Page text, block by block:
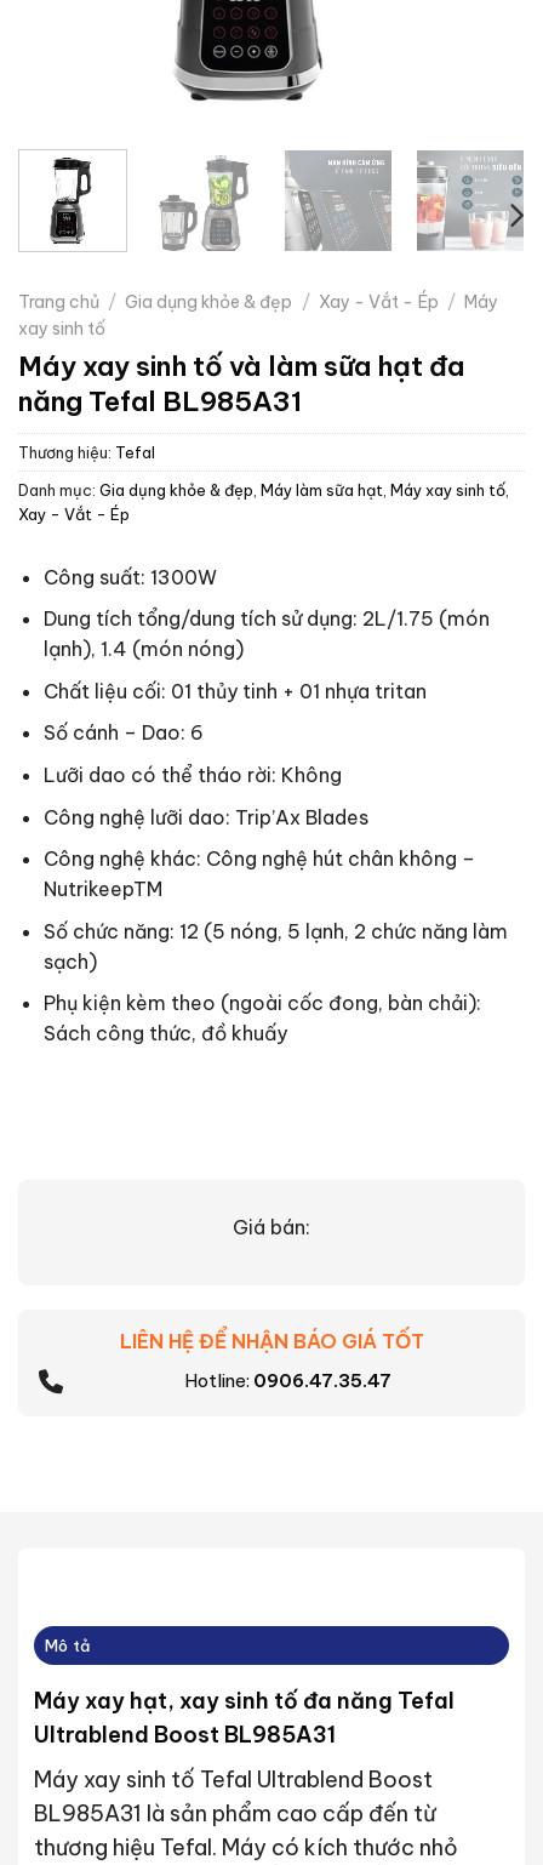
Trang chủ / Gia dụng khỏe & đẹp / Xay - Vắt - Ép / Máy
xay sinh tố
Máy xay sinh tố và làm sữa hạt đa
năng Tefal BL985A31
Thương hiệu: Tefal
Danh mục: Gia dụng khỏe & đẹp Máy làm sữa hạt Máy xay sinh tố
Xay - Vắt - Ép
Công suất: 1300W
Dung tích tổng/dung tích sử dụng: 2L/1.75 (món
lạnh), 1.4 (món nóng)
Chất liệu cối: 01 thủy tinh + 01 nhựa tritan
Số cánh – Dao: 6
Lưỡi dao có thể tháo rời: Không
Công nghệ lưỡi dao: Trip’Ax Blades
Công nghệ khác: Công nghệ hút chân không –
NutrikeepTM
Số chức năng: 12 (5 nóng, 5 lạnh, 2 chức năng làm
sạch)
Phụ kiện kèm theo (ngoài cốc đong, bàn chải):
Sách công thức, đồ khuấy
Giá bán:
LIÊN HỆ ĐỂ NHẬN BÁO GIÁ TỐT
Hotline: 0906.47.35.47
Mô tả
Máy xay hạt, xay sinh tố đa năng Tefal
Ultrablend Boost BL985A31
Máy xay sinh tố Tefal Ultrablend Boost
BL985A31 là sản phẩm cao cấp đến từ
thương hiệu Tefal. Máy có kích thước nhỏ